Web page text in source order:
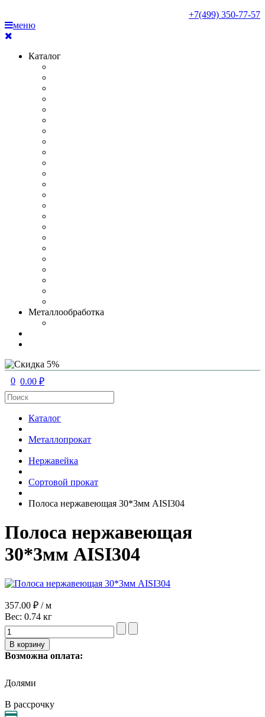
+7(499) 350-77-57
меню
Каталог
Металлообработка
0 0.00 ₽
Каталог
Металлопрокат
Нержавейка
Сортовой прокат
Полоса нержавеющая 30*3мм AISI304
Полоса нержавеющая
30*3мм AISI304
357.00 ₽ / м
Вес: 0.74 кг
Возможна оплата:
Долями
В рассрочку